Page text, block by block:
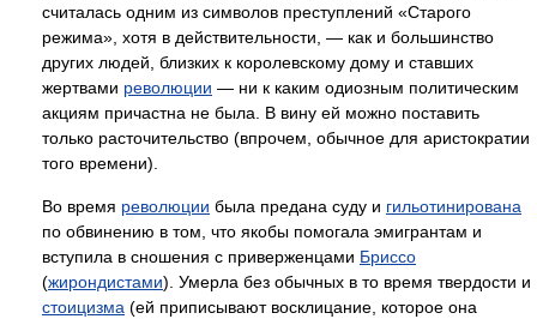
считалась одним из символов преступлений «Старого
режима», хотя в действительности, — как и большинство
других людей, близких к королевскому дому и ставших
жертвами революции — ни к каким одиозным политическим
акциям причастна не была. В вину ей можно поставить
только расточительство (впрочем, обычное для аристократии
того времени).
Во время революции была предана суду и гильотинирована
по обвинению в том, что якобы помогала эмигрантам и
вступила в сношения с приверженцами Бриссо
(жирондистами). Умерла без обычных в то время твердости и
стоицизма (ей приписывают восклицание, которое она